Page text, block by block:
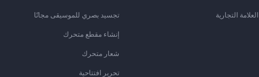
التجارية تجسيد بصري للموسيقى مجانًا
إنشاء مقطع متحرك
شعار متحرك
تحرير افتتاحية